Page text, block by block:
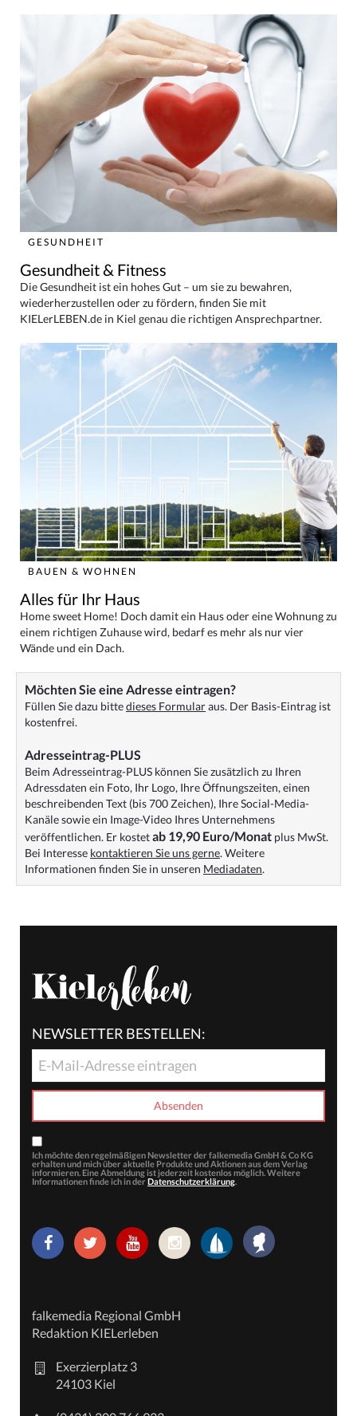
GESUNDHEIT
Gesundheit & Fitness
Die Gesundheit ist ein hohes Gut – um sie zu bewahren,
wiederherzustellen oder zu fördern, finden Sie mit
KIELerLEBEN.de in Kiel genau die richtigen Ansprechpartner.
BAUEN & WOHNEN
Alles für Ihr Haus
Home sweet Home! Doch damit ein Haus oder eine Wohnung zu
einem richtigen Zuhause wird, bedarf es mehr als nur vier
Wände und ein Dach.
Möchten Sie eine Adresse eintragen?
Füllen Sie dazu bittedieses Formularaus. Der Basis-Eintrag ist
kostenfrei.
Adresseintrag-PLUS
Beim Adresseintrag-PLUS können Sie zusätzlich zu Ihren
Adressdaten ein Foto, Ihr Logo, Ihre Öffnungszeiten, einen
beschreibenden Text (bis 700 Zeichen), Ihre Social-Media-
Kanäle sowie ein Image-Video Ihres Unternehmens
veröffentlichen. Er kostetab 19,90 Euro/Monat plus MwSt.
Bei Interesse kontaktieren Sie uns gerne. Weitere
Informationen finden Sie in unseren Mediadaten.
NEWSLETTER BESTELLEN:
Ich möchte den regelmäßigen Newsletter der falkemedia GmbH & Co KG
erhalten und mich über aktuelle Produkte und Aktionen aus dem Verlag
informieren. Eine Abmeldung ist jederzeit kostenlos möglich. Weitere
Informationen finde ich in der Datenschutzerklärung.
falkemedia Regional GmbH
Redaktion KIELerleben
Exerzierplatz 3
24103 Kiel